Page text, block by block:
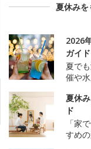
夏休み
2026
ガイド
夏で
催や
夏休
ド
「家
すめ